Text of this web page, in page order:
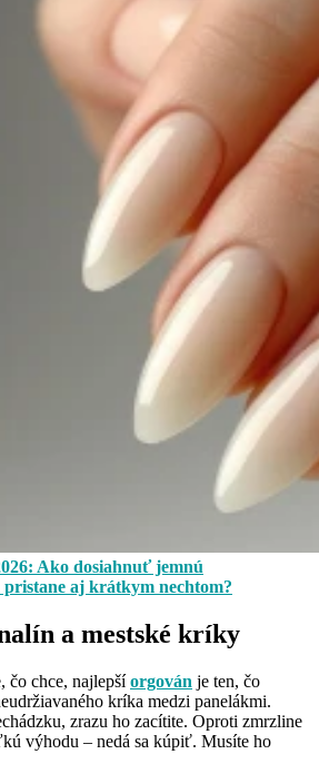
Ako dosiahnuť jemnú
aj krátkym nechtom?
a mestské kríky
čo chce, najlepšíorgován je ten, čo
kríka medzi panelákmi.
zrazu ho zacítite. Oproti zmrzline
výhodu – nedá sa kúpiť. Musíte ho